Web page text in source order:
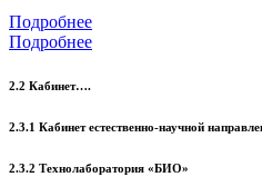
Подробнее
Подробнее
2.2 Кабинет….
2.3.1 Кабинет естественно-научной
2.3.2 Технолаборатория «БИО»